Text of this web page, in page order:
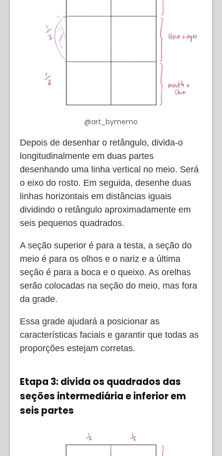
@art_bymemo
Depois de desenhar o retângulo, divida-o
longitudinalmente em duas partes
desenhando uma linha vertical no meio. Será
o eixo do rosto. Em seguida, desenhe duas
linhas horizontais em distâncias iguais
dividindo o retângulo aproximadamente em
seis pequenos quadrados.
A seção superior é para a testa, a seção do
meio é para os olhos e o nariz e a última
seção é para a boca e o queixo. As orelhas
serão colocadas na seção do meio, mas fora
da grade.
Essa grade ajudará a posicionar as
características faciais e garantir que todas as
proporções estejam corretas.
Etapa 3: divida os quadrados das
seções intermediária e inferior em
seis partes